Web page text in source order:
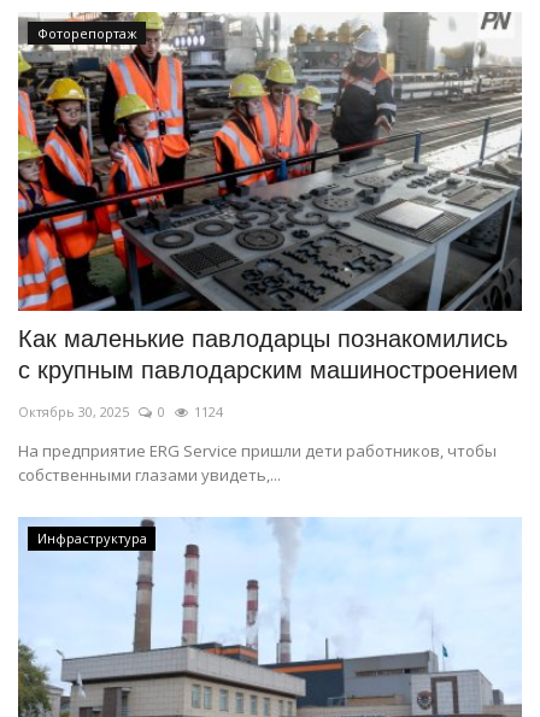
Фоторепортаж
Как маленькие павлодарцы познакомились
с крупным павлодарским машиностроением
Октябрь 30, 2025 0 1124
На предприятие ERG Service пришли дети работников, чтобы
собственными глазами увидеть,...
Инфраструктура